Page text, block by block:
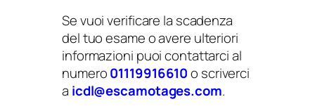
Se vuoi verificare la scadenza
del tuo esame o avere ulteriori
informazioni puoi contattarci al
numero01119916610o scriverci
a icdl@escamotages.com.